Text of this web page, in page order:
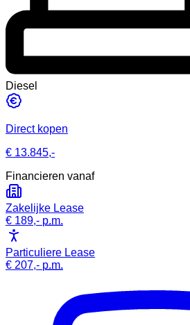
Diesel
Direct kopen
€ 13.845,-
Financieren vanaf
Zakelijke Lease
€ 189,- p.m.
Particuliere Lease
€ 207,- p.m.